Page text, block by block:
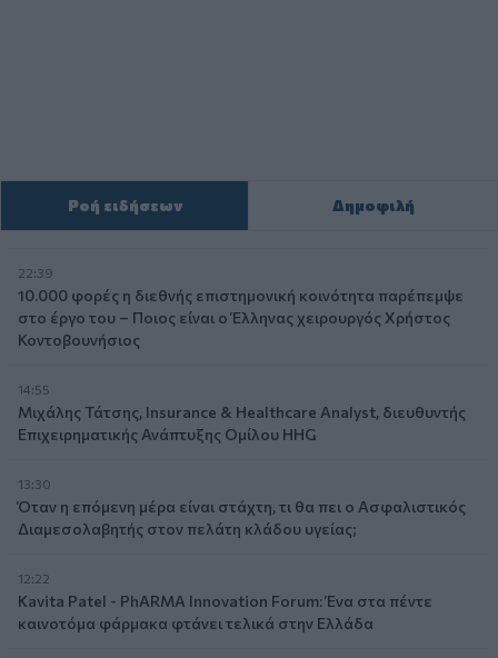
Ροή ειδήσεων Δημοφιλή
22:39
10.000 φορές η διεθνής επιστημονική κοινότητα παρέπεμψε
στο έργο του – Ποιος είναι ο Έλληνας χειρουργός Χρήστος
Κοντοβουνήσιος
14:55
Μιχάλης Τάτσης, Insurance & Healthcare Analyst, διευθυντής
Επιχειρηματικής Ανάπτυξης Ομίλου HHG
13:30
Όταν η επόμενη μέρα είναι στάχτη, τι θα πει ο Ασφαλιστικός
Διαμεσολαβητής στον πελάτη κλάδου υγείας;
12:22
Kavita Patel - PhARMA Innovation Forum: Ένα στα πέντε
καινοτόμα φάρμακα φτάνει τελικά στην Ελλάδα